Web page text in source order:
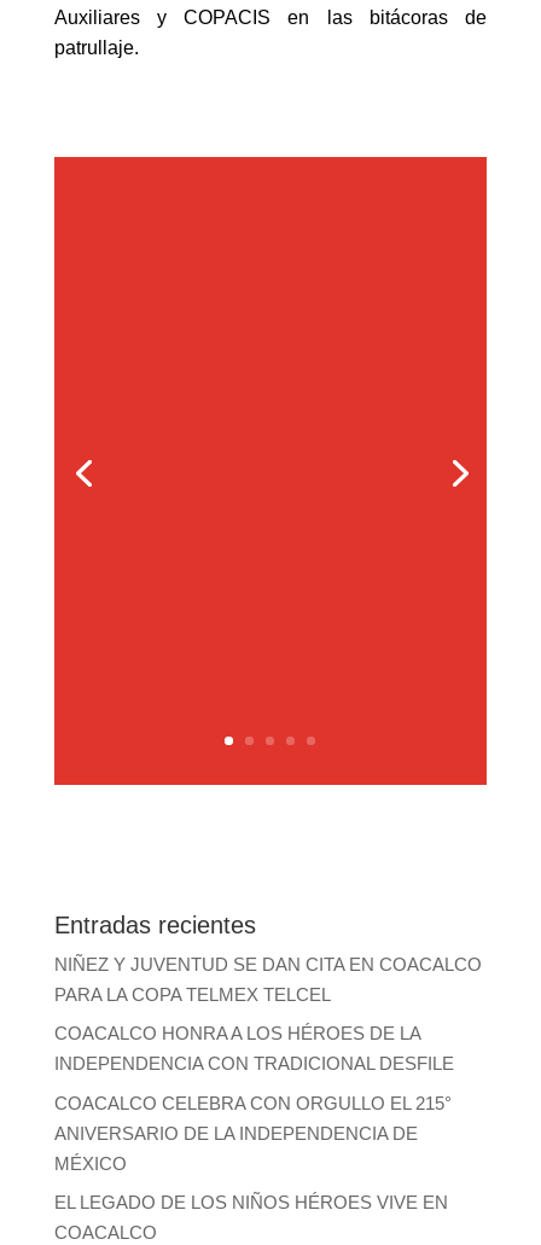
Auxiliares y COPACIS en las bitácoras de
patrullaje.
Entradas recientes
NIÑEZ Y JUVENTUD SE DAN CITA EN COACALCO
PARA LA COPA TELMEX TELCEL
COACALCO HONRA A LOS HÉROES DE LA
INDEPENDENCIA CON TRADICIONAL DESFILE
COACALCO CELEBRA CON ORGULLO EL 215°
ANIVERSARIO DE LA INDEPENDENCIA DE
MÉXICO
EL LEGADO DE LOS NIÑOS HÉROES VIVE EN
COACALCO